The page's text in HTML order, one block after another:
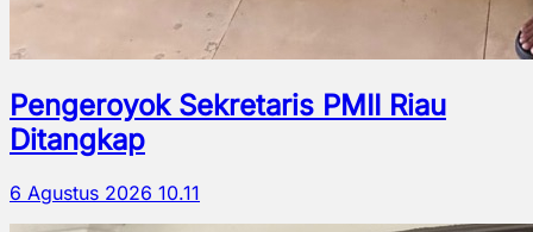
Pengeroyok Sekretaris PMII Riau
Ditangkap
6 Agustus 2026 10.11